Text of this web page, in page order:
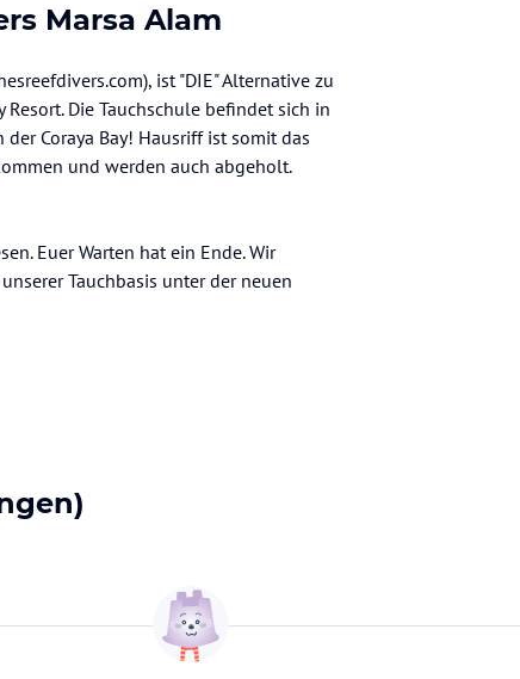
Marsa Alam
ist "DIE" Alternative zu
Resort. Die Tauchschule befindet sich in
Coraya Bay! Hausriff ist somit das
und werden auch abgeholt.
Euer Warten hat ein Ende. Wir
Tauchbasis unter der neuen